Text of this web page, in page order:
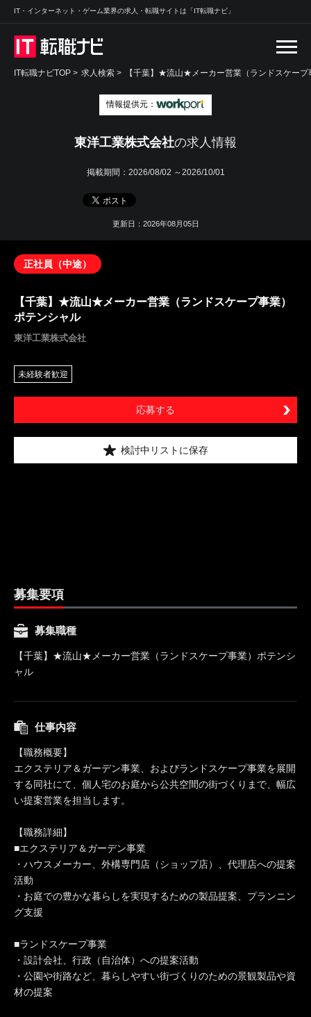
IT・インターネット・ゲーム業界の求人・転職サイトは「IT転職ナビ」
IT転職ナビTOP > 求人検索 > 【千葉】★流山★メーカー営業（ランドスケー
情報提供元：
東洋工業株式会社の求人情報
掲載期間： 2026/08/02 ～2026/10/01
更新日：2026年08月05日
正社員（中途）
【千葉】★流山★メーカー営業（ランドスケープ事業）
ポテンシャル
東洋工業株式会社
未経験者歓迎
応募する
検討中リストに保存
募集要項
募集職種
【千葉】★流山★メーカー営業（ランドスケープ事業）ポテンシ
ャル
仕事内容
【職務概要】
エクステリア＆ガーデン事業、およびランドスケープ事業を展開
する同社にて、個人宅のお庭から公共空間の街づくりまで、幅広
い提案営業を担当します。
【職務詳細】
■エクステリア＆ガーデン事業
・ハウスメーカー、外構専門店（ショップ店）、代理店への提案
活動
・お庭での豊かな暮らしを実現するための製品提案、プランニン
グ支援
■ランドスケープ事業
・設計会社、行政（自治体）への提案活動
・公園や街路など、暮らしやすい街づくりのための景観製品や資
材の提案